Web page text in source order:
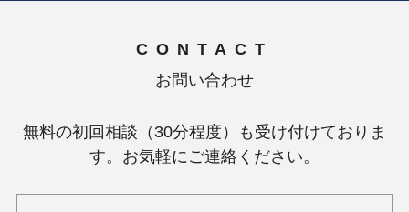
CONTACT
お問い合わせ
無料の初回相談（30分程度）も受け付けておりま
す。お気軽にご連絡ください。